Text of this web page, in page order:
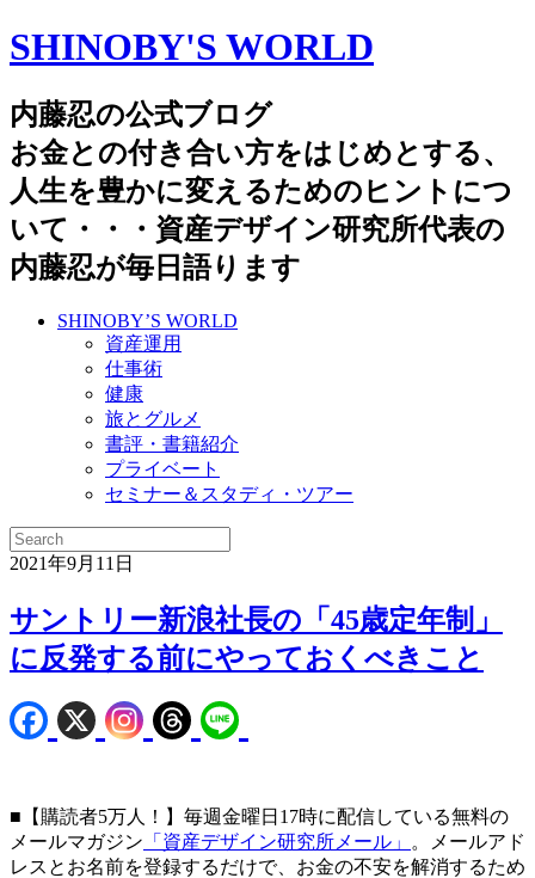
SHINOBY'S WORLD
内藤忍の公式ブログ
お金との付き合い方をはじめとする、
人生を豊かに変えるためのヒントにつ
いて・・・資産デザイン研究所代表の
内藤忍が毎日語ります
SHINOBY’S WORLD
資産運用
仕事術
健康
旅とグルメ
書評・書籍紹介
プライベート
セミナー＆スタディ・ツアー
2021年9月11日
サントリー新浪社長の「45歳定年制」
に反発する前にやっておくべきこと
■【購読者5万人！】毎週金曜日17時に配信している無料の
メールマガジン 「資産デザイン研究所メール」
。メールアド
レスとお名前を登録するだけで、お金の不安を解消するため